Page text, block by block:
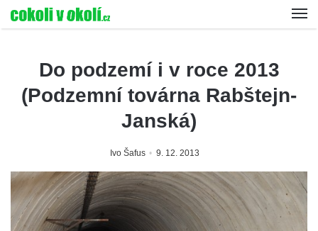
Do podzemí i v roce 2013
(Podzemní továrna Rabštejn-
Janská)
Ivo Šafus 9. 12. 2013